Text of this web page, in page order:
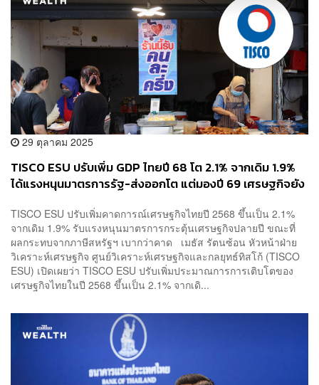
29 ตุลาคม 2025
TISCO ESU ปรับเพิ่ม GDP ไทยปี 68 โต 2.1% จากเดิม 1.9%
ได้แรงหนุนมาตรการรัฐ-ส่งออกโต แต่มองปี 69 เศรษฐกิจยัง
TISCO ESU ปรับเพิ่มคาดการณ์เศรษฐกิจไทยปี 2568 ขึ้นเป็น 2.1%
จากเดิม 1.9% รับแรงหนุนมาตรการกระตุ้นเศรษฐกิจปลายปี ขณะที่
ผลกระทบจากภาษีสหรัฐฯ เบากว่าคาด เมธัส รัตนซ้อน หัวหน้าฝ่าย
วิเคราะห์เศรษฐกิจ ศูนย์วิเคราะห์เศรษฐกิจและกลยุทธ์ทิสโก้ (TISCO
ESU) เปิดเผยว่า TISCO ESU ปรับเพิ่มประมาณการการเติบโตของ
เศรษฐกิจไทยในปี 2568 ขึ้นเป็น 2.1% จากเดิ...